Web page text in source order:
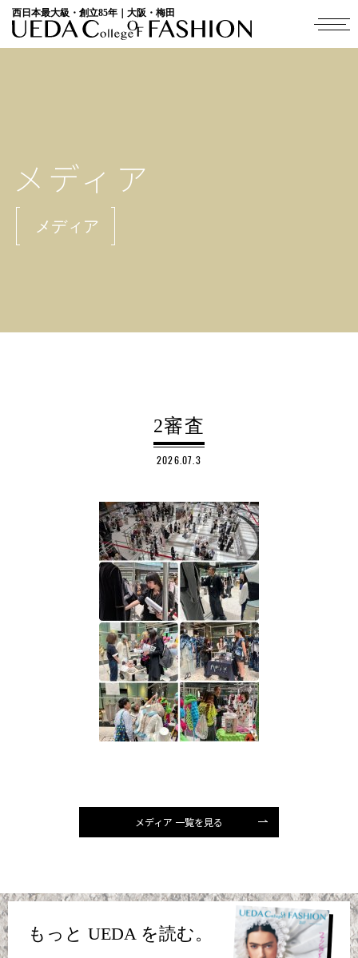
西日本最大級・創立85年｜大阪・梅田
メディア
メディア
2審査
2026.07.3
メディア 一覧を見る
もっと UEDA を読む。